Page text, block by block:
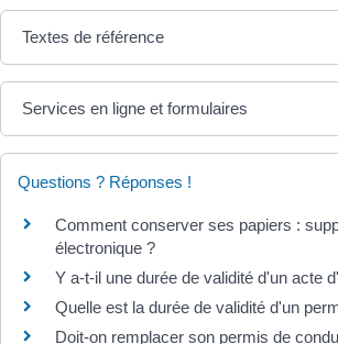
Textes de référence
Services en ligne et formulaires
Questions ? Réponses !
Comment conserver ses papiers :
électronique ?
Y a-t-il une durée de validité d'un acte
Quelle est la durée de validité d'un
Doit-on remplacer son permis de